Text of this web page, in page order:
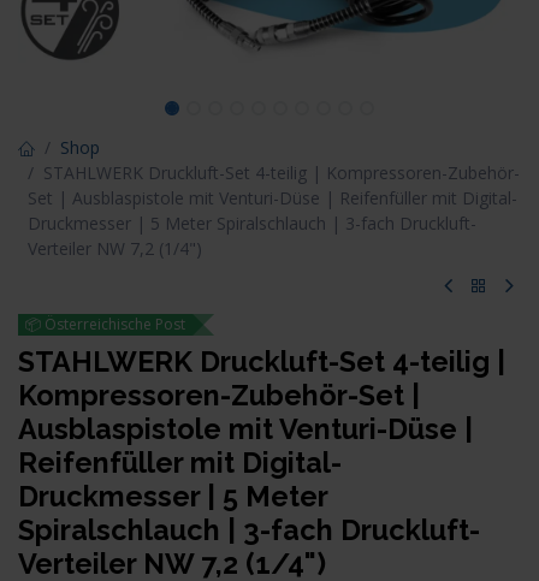
Shop
STAHLWERK Druckluft-Set 4-teilig | Kompressoren-Zubehör-
Set | Ausblaspistole mit Venturi-Düse | Reifenfüller mit Digital-
Druckmesser | 5 Meter Spiralschlauch | 3-fach Druckluft-
Verteiler NW 7,2 (1/4")
📦 Österreichische Post
STAHLWERK Druckluft-Set 4-teilig |
Kompressoren-Zubehör-Set |
Ausblaspistole mit Venturi-Düse |
Reifenfüller mit Digital-
Druckmesser | 5 Meter
Spiralschlauch | 3-fach Druckluft-
Verteiler NW 7,2 (1/4")